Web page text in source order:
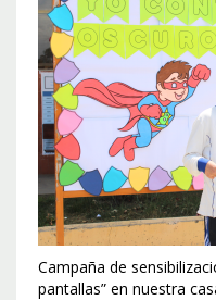
Campaña de
pantallas” en nuestra